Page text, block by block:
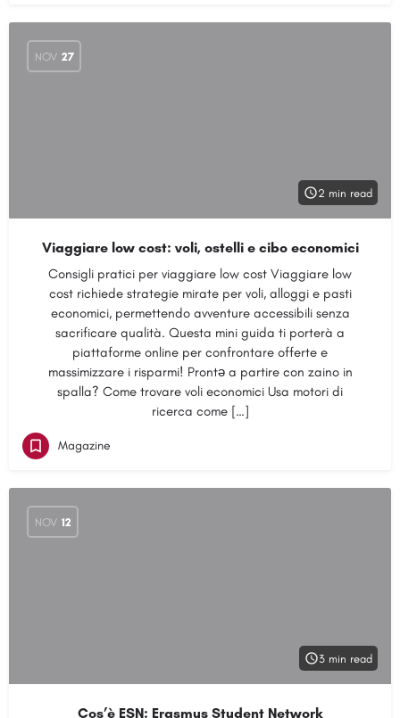
NOV 27
2 min read
Viaggiare low cost: voli, ostelli e cibo economici
Consigli pratici per viaggiare low cost Viaggiare low
cost richiede strategie mirate per voli, alloggi e pasti
economici, permettendo avventure accessibili senza
sacrificare qualità. Questa mini guida ti porterà a
piattaforme online per confrontare offerte e
massimizzare i risparmi! Prontə a partire con zaino in
spalla? Come trovare voli economici Usa motori di
ricerca come […]
Magazine
NOV 12
3 min read
Cos’è ESN: Erasmus Student Network